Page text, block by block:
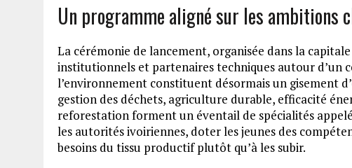
Un programme aligné sur les ambitions
La cérémonie de lancement, organisée dans la
institutionnels et partenaires techniques autour d’un
l’environnement constituent désormais un gisement
gestion des déchets, agriculture durable, efficacité
reforestation forment un éventail de spécialités
les autorités ivoiriennes, doter les jeunes des
besoins du tissu productif plutôt qu’à les subir.